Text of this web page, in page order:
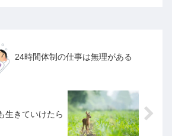
24時間体制の仕事は無理がある
生きていけたら